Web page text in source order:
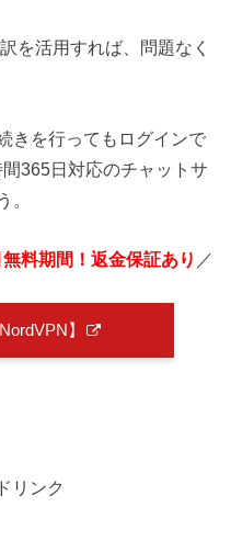
を活用すれば、問題なく
きを行ってもログインで
365日対応のチャットサ
。
料期間！返金保証あり ／
】
リンク